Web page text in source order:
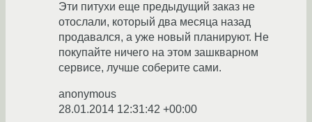
Эти питухи еще предыдущий заказ не
отослали, который два месяца назад
продавался, а уже новый планируют. Не
покупайте ничего на этом зашкварном
сервисе, лучше соберите сами.
anonymous
28.01.2014 12:31:42 +00:00